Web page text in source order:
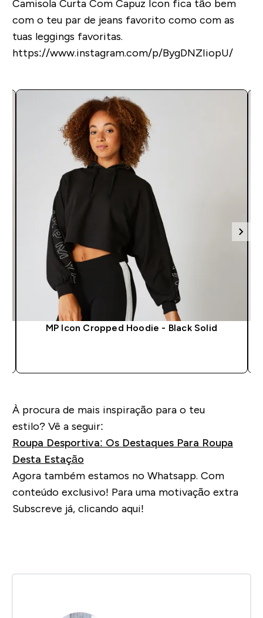
Camisola Curta Com Capuz Icon fica tão bem
com o teu par de jeans favorito como com as
tuas leggings favoritas.
https://www.instagram.com/p/BygDNZIiopU/
MP Icon Cropped Hoodie - Black Solid
À procura de mais inspiração para o teu
estilo? Vê a seguir:
Roupa Desportiva: Os Destaques Para Roupa
Desta Estação
Agora também estamos no Whatsapp. Com
conteúdo exclusivo! Para uma motivação extra
Subscreve já, clicando aqui!